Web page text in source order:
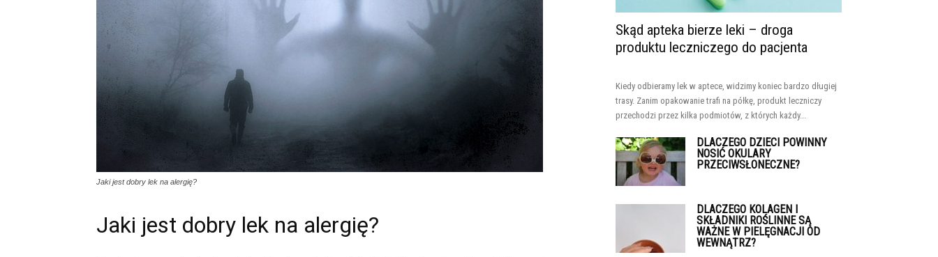
Jaki jest dobry lek na alergię?
Jaki jest dobry lek na alergię?
Skąd apteka bierze leki – droga
produktu leczniczego do pacjenta
Kiedy odbieramy lek w aptece, widzimy koniec bardzo długiej
trasy. Zanim opakowanie trafi na półkę, produkt leczniczy
przechodzi przez kilka podmiotów, z których każdy...
DLACZEGO DZIECI POWINNY
NOSIĆ OKULARY
PRZECIWSŁONECZNE?
DLACZEGO KOLAGEN I
SKŁADNIKI ROŚLINNE SĄ
WAŻNE W PIELĘGNACJI OD
WEWNĄTRZ?